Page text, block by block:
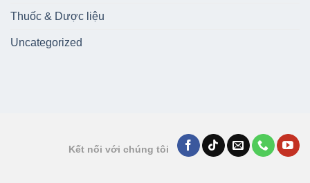
Thuốc & Dược liệu
Uncategorized
Kết nối với chúng tôi